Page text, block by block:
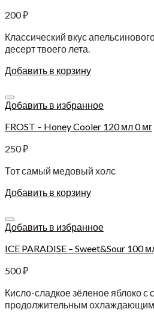
200₽
Классический вкус
десерт твоего лета.
Добавить в корзину
Добавить в избранное
FROST – Honey Cooler 120 мл 0 мг
250₽
Тот самый медовый холс
Добавить в корзину
Добавить в избранное
ICE PARADISE – Sweet&Sour 100
500₽
Кисло-сладкое зёленое яблоко с
продолжительным